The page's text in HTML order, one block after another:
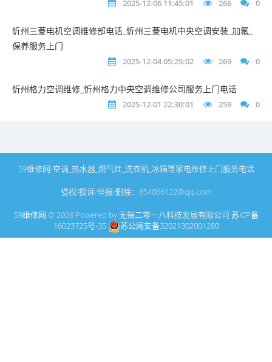
2025-12-06 11:45:01 266 0
忻州三菱电机空调维修部电话_忻州三菱电机中央空调安装_加氟_
保养服务上门
2025-12-04 05:25:02 269 0
忻州格力空调维修_忻州格力中央空调维修公司服务上门电话
2025-12-01 22:30:01 259 0
59维修网-空调_热水器_燃气灶_洗衣机_冰箱等家电维修上门服务电话
侵权/投诉/举报/删除：854066122@qq.com
59维修网 © 2026 Powered by 无锡二零一八科技发展有限公司 苏ICP备
16023725号-35
苏公网安备32021302001280